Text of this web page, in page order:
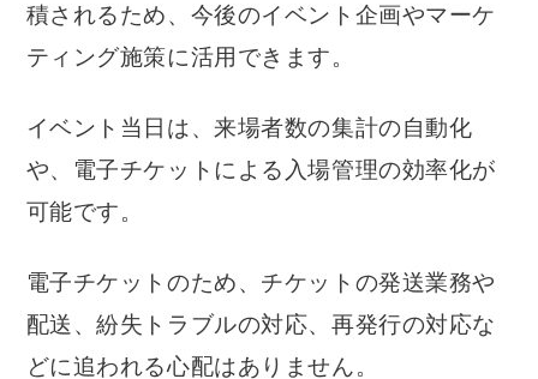
積されるため、今後のイベント企画やマーケ
ティング施策に活用できます。
イベント当日は、来場者数の集計の自動化
や、電子チケットによる入場管理の効率化が
可能です。
電子チケットのため、チケットの発送業務や
配送、紛失トラブルの対応、再発行の対応な
どに追われる心配はありません。